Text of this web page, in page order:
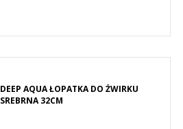
DEEP AQUA ŁOPATKA DO ŻWIRKU
SREBRNA 32CM